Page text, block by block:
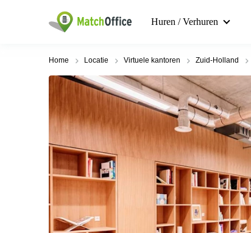
Huren / Verhuren
Home Locatie Virtuele kantoren Zuid-Holland